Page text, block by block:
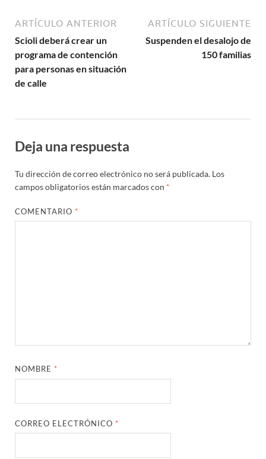
ARTÍCULO ANTERIOR
Scioli deberá crear un
programa de contención
para personas en situación
de calle
ARTÍCULO SIGUIENTE
Suspenden el desalojo de
150 familias
Deja una respuesta
Tu dirección de correo electrónico no será publicada. Los
campos obligatorios están marcados con *
COMENTARIO *
NOMBRE *
CORREO ELECTRÓNICO *